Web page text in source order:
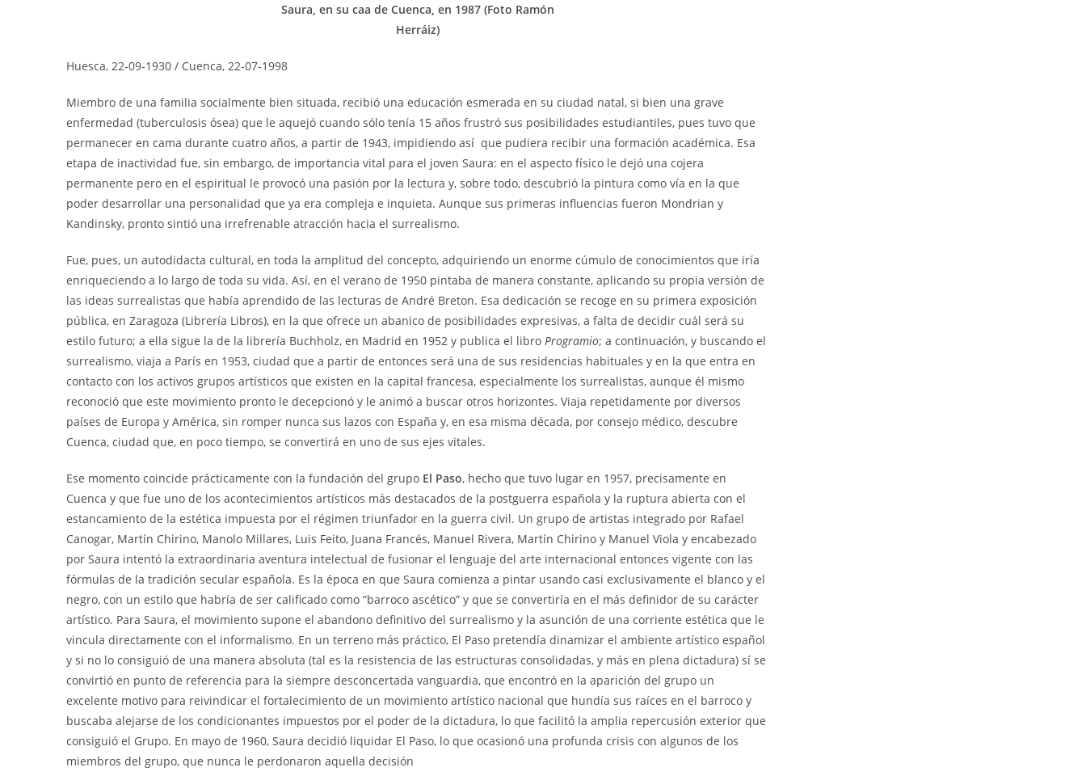
Saura, en su caa de Cuenca, en 1987 (Foto Ramón
Herráiz)
Huesca, 22‑09‑1930 / Cuenca, 22-07-1998
Miembro de una familia socialmente bien situada, recibió una educación esmerada en su ciudad natal, si bien una grave
enfermedad (tuberculosis ósea) que le aquejó cuando sólo tenía 15 años frustró sus posibilidades estudiantiles, pues tuvo que
permanecer en cama durante cuatro años, a partir de 1943, impidiendo así que pudiera recibir una formación académica. Esa
etapa de inactividad fue, sin embargo, de importancia vital para el joven Saura: en el aspecto físico le dejó una cojera
permanente pero en el espiritual le provocó una pasión por la lectura y, sobre todo, descubrió la pintura como vía en la que
poder desarrollar una personalidad que ya era compleja e inquieta. Aunque sus primeras influencias fueron Mondrian y
Kandinsky, pronto sintió una irrefrenable atracción hacia el surrealismo.
Fue, pues, un autodidacta cultural, en toda la amplitud del concepto, adquiriendo un enorme cúmulo de conocimientos que iría
enriqueciendo a lo largo de toda su vida. Así, en el verano de 1950 pintaba de manera constante, aplicando su propia versión de
las ideas surrealistas que había aprendido de las lecturas de André Breton. Esa dedicación se recoge en su primera exposición
pública, en Zaragoza (Librería Libros), en la que ofrece un abanico de posibilidades expresivas, a falta de decidir cuál será su
estilo futuro; a ella sigue la de la librería Buchholz, en Madrid en 1952 y publica el libro Programio; a continuación, y buscando el
surrealismo, viaja a París en 1953, ciudad que a partir de entonces será una de sus residencias habituales y en la que entra en
contacto con los activos grupos artísticos que existen en la capital francesa, especialmente los surrealistas, aunque él mismo
reconoció que este movimiento pronto le decepcionó y le animó a buscar otros horizontes. Viaja repetidamente por diversos
países de Europa y América, sin romper nunca sus lazos con España y, en esa misma década, por consejo médico, descubre
Cuenca, ciudad que, en poco tiempo, se convertirá en uno de sus ejes vitales.
Ese momento coincide prácticamente con la fundación del grupo El Paso, hecho que tuvo lugar en 1957, precisamente en
Cuenca y que fue uno de los acontecimientos artísticos más destacados de la postguerra española y la ruptura abierta con el
estancamiento de la estética impuesta por el régimen triunfador en la guerra civil. Un grupo de artistas integrado por Rafael
Canogar, Martín Chirino, Manolo Millares, Luis Feito, Juana Francés, Manuel Rivera, Martín Chirino y Manuel Viola y encabezado
por Saura intentó la extraordinaria aventura intelectual de fusionar el lenguaje del arte internacional entonces vigente con las
fórmulas de la tradición secular española. Es la época en que Saura comienza a pintar usando casi exclusivamente el blanco y el
negro, con un estilo que habría de ser calificado como “barroco ascético” y que se convertiría en el más definidor de su carácter
artístico. Para Saura, el movimiento supone el abandono definitivo del surrealismo y la asunción de una corriente estética que le
vincula directamente con el informalismo. En un terreno más práctico, El Paso pretendía dinamizar el ambiente artístico español
y si no lo consiguió de una manera absoluta (tal es la resistencia de las estructuras consolidadas, y más en plena dictadura) sí se
convirtió en punto de referencia para la siempre desconcertada vanguardia, que encontró en la aparición del grupo un
excelente motivo para reivindicar el fortalecimiento de un movimiento artístico nacional que hundía sus raíces en el barroco y
buscaba alejarse de los condicionantes impuestos por el poder de la dictadura, lo que facilitó la amplia repercusión exterior que
consiguió el Grupo. En mayo de 1960, Saura decidió liquidar El Paso, lo que ocasionó una profunda crisis con algunos de los
miembros del grupo, que nunca le perdonaron aquella decisión